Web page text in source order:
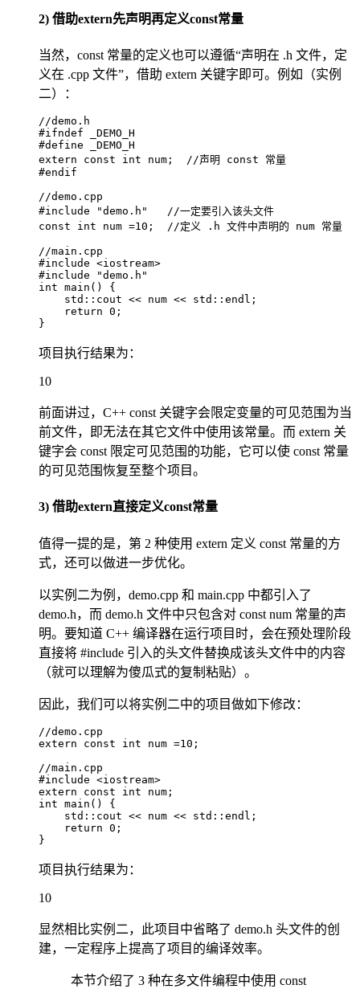
2) 借助extern先声明再定义const常量
当然，const 常量的定义也可以遵循“声明在 .h 文件，定
义在 .cpp 文件”，借助 extern 关键字即可。例如（实例
二）：
//demo.h
#ifndef _DEMO_H
#define _DEMO_H
extern const int num;  //声明 const 常量
#endif
//demo.cpp
#include "demo.h"   //一定要引入该头文件
const int num =10;  //定义 .h 文件中声明的 num 常量
//main.cpp
#include <iostream>
#include "demo.h"
int main() {
    std::cout << num << std::endl;
    return 0;
}
项目执行结果为：
10
前面讲过，C++ const 关键字会限定变量的可见范围为当
前文件，即无法在其它文件中使用该常量。而 extern 关
键字会 const 限定可见范围的功能，它可以使 const 常量
的可见范围恢复至整个项目。
3) 借助extern直接定义const常量
值得一提的是，第 2 种使用 extern 定义 const 常量的方
式，还可以做进一步优化。
以实例二为例，demo.cpp 和 main.cpp 中都引入了
demo.h，而 demo.h 文件中只包含对 const num 常量的声
明。要知道 C++ 编译器在运行项目时，会在预处理阶段
直接将 #include 引入的头文件替换成该头文件中的内容
（就可以理解为傻瓜式的复制粘贴）。
因此，我们可以将实例二中的项目做如下修改：
//demo.cpp
extern const int num =10;
//main.cpp
#include <iostream>
extern const int num;
int main() {
    std::cout << num << std::endl;
    return 0;
}
项目执行结果为：
10
显然相比实例二，此项目中省略了 demo.h 头文件的创
建，一定程序上提高了项目的编译效率。
本节介绍了 3 种在多文件编程中使用 const